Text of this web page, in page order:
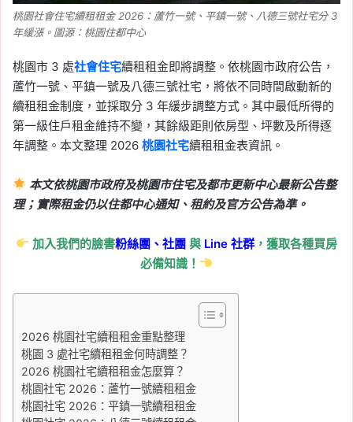
桃園社會住宅續租租金 2026：蘆竹一號、平鎮一號、八德三號社宅分 3
年緩漲。圖源：桃園住都中心
桃園市 3 處社會住宅續租租金即將調整。依桃園市政府公告，
蘆竹一號、平鎮一號及八德三號社宅，將依不同時間啟動新的
續租租金制度，並採取分 3 年緩步調整方式。其中最低所得的
第一級住戶租金維持不變，其餘級距則依房型、坪數及所得逐
年調整。本文整理 2026 桃園社宅續租租金表資訊。
本文依桃園市政府及桃園市住宅及都市更新中心最新公告整
理；實際租金仍以住都中心通知、租約及官方公告為準。
加入我們的臉書粉絲團、社團與 Line社群 ，獲取各種買房
必備知識！
2026 桃園社宅續租租金重點整理
桃園 3 處社宅續租租金何時調整？
2026 桃園社宅續租租金怎麼算？
桃園社宅 2026：蘆竹一號續租租金
桃園社宅 2026：平鎮一號續租租金